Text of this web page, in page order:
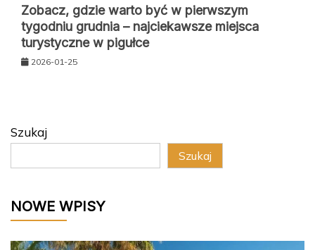
Zobacz, gdzie warto być w pierwszym
tygodniu grudnia – najciekawsze miejsca
turystyczne w pigułce
2026-01-25
Szukaj
Szukaj
NOWE WPISY